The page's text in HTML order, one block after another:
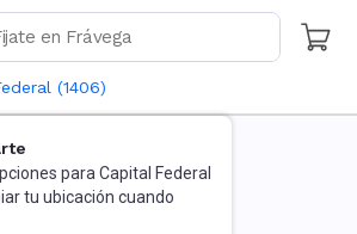
(1406)
para Capital Federal
tu ubicación cuando